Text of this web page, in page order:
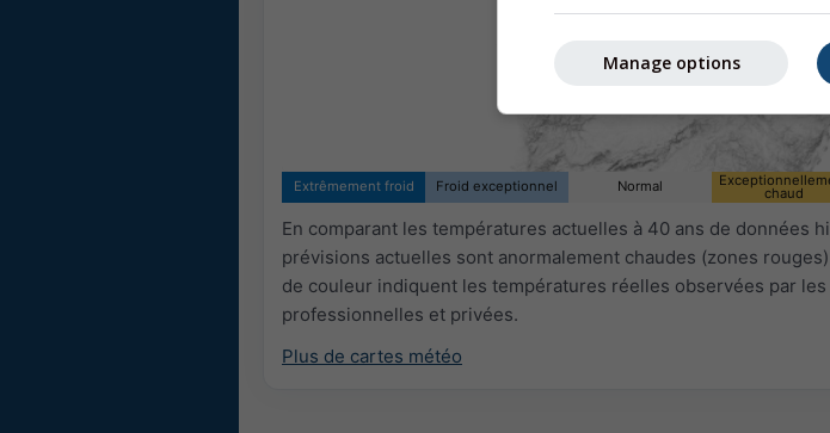
Extrêmement froid Froid exceptionnel Normal chaud
En comparant les températures actuelles à 40 ans de données
prévisions actuelles sont anormalement chaudes (zones
de couleur indiquent les températures réelles observées par
professionnelles et privées.
Plus de cartes météo
Manage options